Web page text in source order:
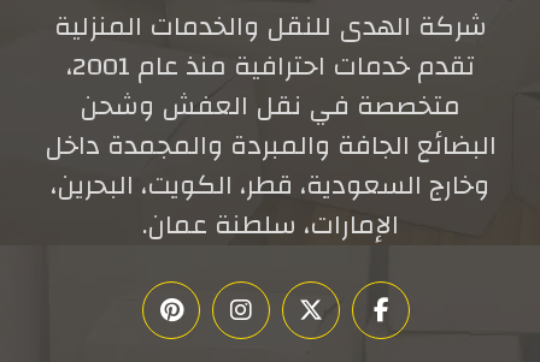
شركة الهدى للنقل والخدمات المنزلية
تقدم خدمات احترافية منذ عام 2001،
متخصصة في نقل العفش وشحن
البضائع الجافة والمبردة والمجمدة داخل
وخارج السعودية، قطر، الكويت، البحرين،
الإمارات، سلطنة عمان.